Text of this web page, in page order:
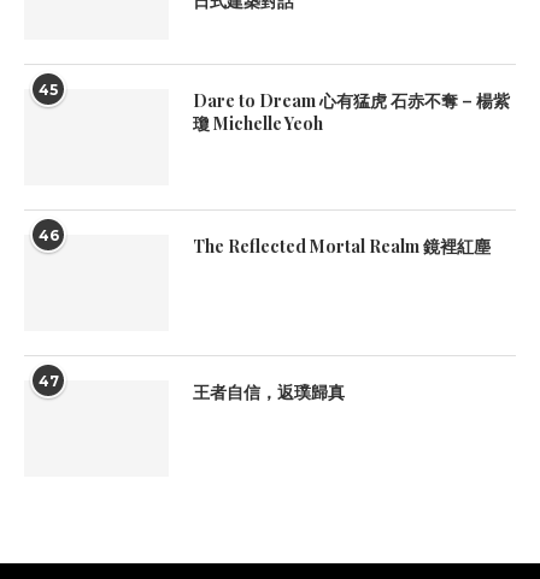
45
Dare to Dream 心有猛虎 石赤不奪 – 楊紫
瓊 Michelle Yeoh
46 The Reflected Mortal Realm 鏡裡紅塵
47 王者自信，返璞歸真